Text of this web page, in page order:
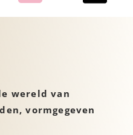
wereld van
vormgegeven